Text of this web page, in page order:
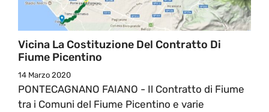
Vicina La Costituzione Del Contratto Di
Fiume Picentino
14 Marzo 2020
PONTECAGNANO FAIANO - Il Contratto di Fiume
tra i Comuni del Fiume Picentino e varie